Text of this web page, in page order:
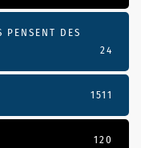
PENSENT DES
24
1511
120